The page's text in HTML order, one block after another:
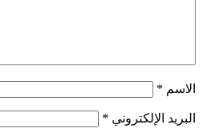
الاسم *
البريد الإلكتروني *